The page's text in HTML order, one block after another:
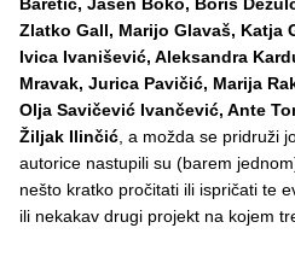
Zlatko Gall, Marijo Glavaš, Katja
Ivica Ivanišević, Aleksandra
Mravak, Jurica Pavičić, Marija
Olja Savičević Ivančević, Ante
Žiljak Ilinčić , a možda se pridruži
autorice nastupili su (barem
nešto kratko pročitati ili ispričati te
ili nekakav drugi projekt na kojem